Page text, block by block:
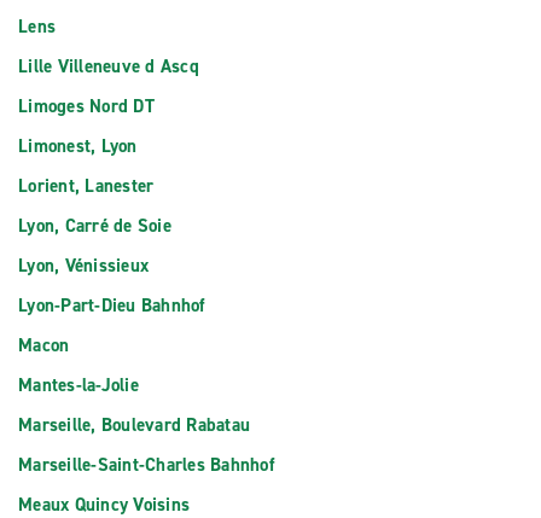
Lens
Lille Villeneuve d Ascq
Limoges Nord DT
Limonest, Lyon
Lorient, Lanester
Lyon, Carré de Soie
Lyon, Vénissieux
Lyon-Part-Dieu Bahnhof
Macon
Mantes-la-Jolie
Marseille, Boulevard Rabatau
Marseille-Saint-Charles Bahnhof
Meaux Quincy Voisins